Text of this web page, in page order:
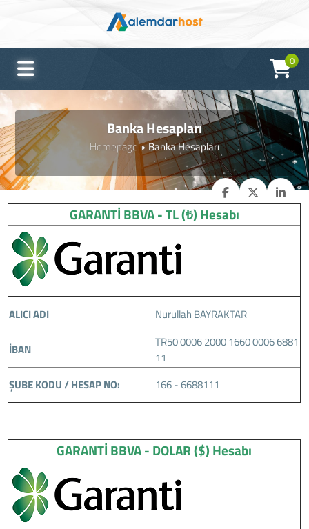
0
Banka Hesapları
Homepage Banka Hesapları
GARANTİ BBVA - TL (₺) Hesabı
ALICI ADI Nurullah BAYRAKTAR
İBAN
TR50 0006 2000 1660 0006 6881
11
ŞUBE KODU / HESAP NO:
166 - 6688111
GARANTİ BBVA - DOLAR ($) Hesabı